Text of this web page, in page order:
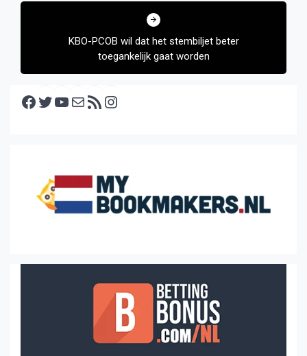
KBO-PCOB wil dat het stembiljet beter
toegankelijk gaat worden
Facebook Twitter YouTube E-mail RSS feed